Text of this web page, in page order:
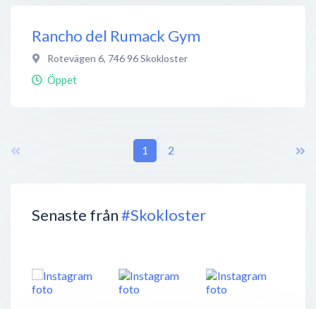
Senaste från#Skokloster
Rancho del Rumack Gym
Rotevägen 6, 746 96Skokloster
Öppet
1 2